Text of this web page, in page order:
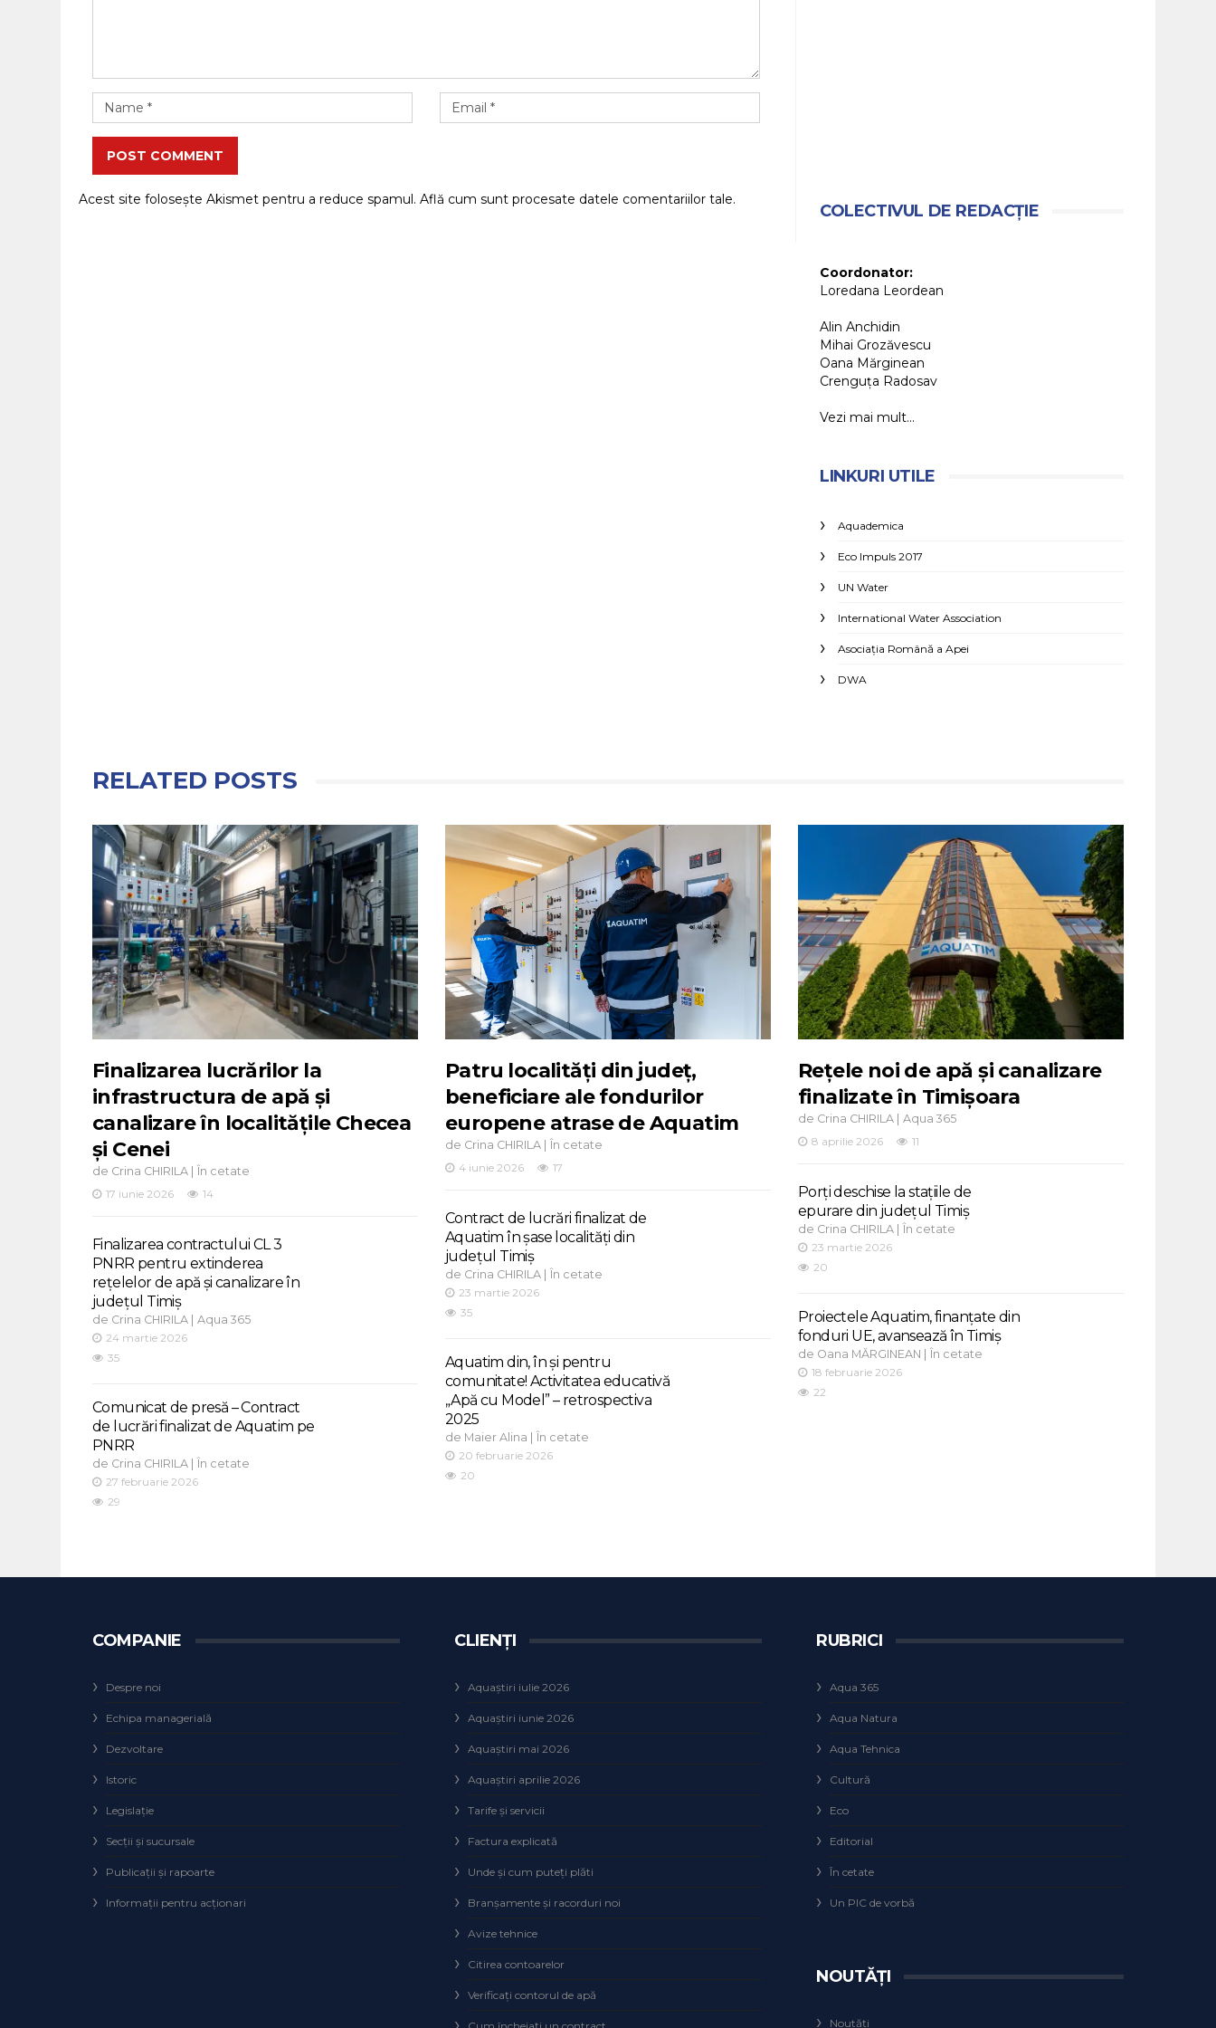
POST COMMENT
Acest site folosește Akismet pentru a reduce spamul. Află cum sunt procesate datele comentariilor tale.
COLECTIVUL DE REDACȚIE
Coordonator:
Loredana Leordean
Alin Anchidin
Mihai Grozăvescu
Oana Mărginean
Crenguța Radosav
Vezi mai mult...
LINKURI UTILE
Aquademica
Eco Impuls 2017
UN Water
International Water Association
Asociaţia Română a Apei
DWA
RELATED POSTS
Finalizarea lucrărilor la
infrastructura de apă și
canalizare în localitățile Checea
și Cenei
de Crina CHIRILA | În cetate
17 iunie 2026
14
Finalizarea contractului CL 3
PNRR pentru extinderea
rețelelor de apă și canalizare în
județul Timiș
de Crina CHIRILA | Aqua 365
24 martie 2026
35
Comunicat de presă – Contract
de lucrări finalizat de Aquatim pe
PNRR
de Crina CHIRILA | În cetate
27 februarie 2026
29
Patru localități din județ,
beneficiare ale fondurilor
europene atrase de Aquatim
de Crina CHIRILA | În cetate
4 iunie 2026
17
Contract de lucrări finalizat de
Aquatim în șase localități din
județul Timiș
de Crina CHIRILA | În cetate
23 martie 2026
35
Aquatim din, în și pentru
comunitate! Activitatea educativă
„Apă cu Model” – retrospectiva
2025
de Maier Alina | În cetate
20 februarie 2026
20
Rețele noi de apă și canalizare
finalizate în Timișoara
de Crina CHIRILA | Aqua 365
8 aprilie 2026
11
Porți deschise la stațiile de
epurare din județul Timiș
de Crina CHIRILA | În cetate
23 martie 2026
20
Proiectele Aquatim, finanțate din
fonduri UE, avansează în Timiș
de Oana MĂRGINEAN | În cetate
18 februarie 2026
22
COMPANIE
Despre noi
Echipa managerială
Dezvoltare
Istoric
Legislaţie
Secţii şi sucursale
Publicații și rapoarte
Informații pentru acționari
CLIENȚI
Aquaștiri iulie 2026
Aquaștiri iunie 2026
Aquaștiri mai 2026
Aquaștiri aprilie 2026
Tarife și servicii
Factura explicată
Unde și cum puteţi plăti
Branșamente și racorduri noi
Avize tehnice
Citirea contoarelor
Verificaţi contorul de apă
RUBRICI
Aqua 365
Aqua Natura
Aqua Tehnica
Cultură
Eco
Editorial
În cetate
Un PIC de vorbă
NOUTĂȚI
Noutăți